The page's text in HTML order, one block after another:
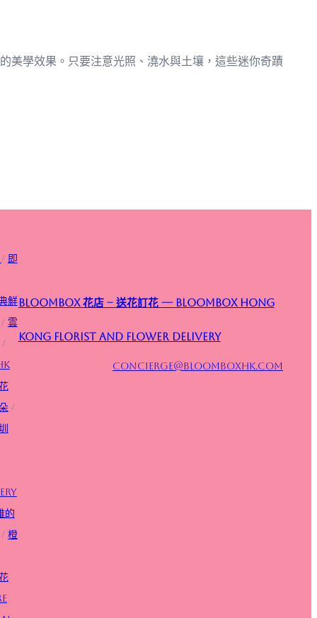
美學效果。只要注意光照、澆水與土壤，這些迷你奇蹟
/ 即
鮮
雲
/
的
橙
Bloombox 花店 – 送花訂花 — Bloombox Hong
Kong Florist and Flower Delivery
concierge@bloomboxhk.com